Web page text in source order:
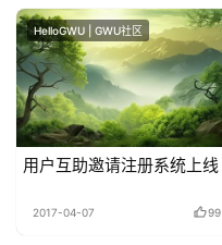
HelloGWU | GWU社区
用户互助邀请注册系统上线
2017-04-07 99